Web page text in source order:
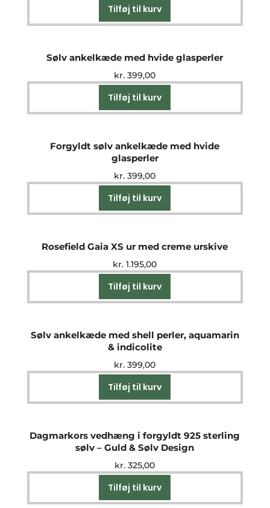
Tilføj til kurv
Sølv ankelkæde med hvide glasperler
kr. 399,00
Tilføj til kurv
Forgyldt sølv ankelkæde med hvide
glasperler
kr. 399,00
Tilføj til kurv
Rosefield Gaia XS ur med creme urskive
kr. 1.195,00
Tilføj til kurv
Sølv ankelkæde med shell perler, aquamarin
& indicolite
kr. 399,00
Tilføj til kurv
Dagmarkors vedhæng i forgyldt 925 sterling
sølv – Guld & Sølv Design
kr. 325,00
Tilføj til kurv